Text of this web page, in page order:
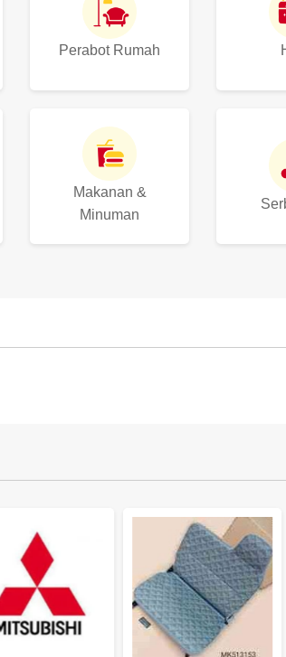
Perabot Rumah
Makanan &
Minuman